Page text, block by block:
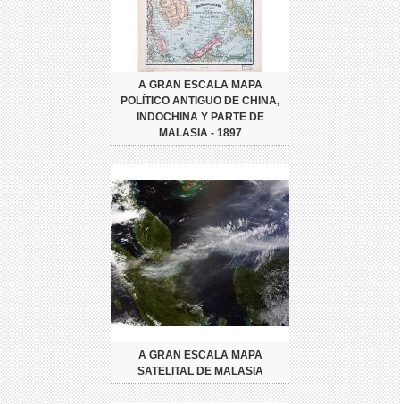
A GRAN ESCALA MAPA
POLÍTICO ANTIGUO DE CHINA,
INDOCHINA Y PARTE DE
MALASIA - 1897
A GRAN ESCALA MAPA
SATELITAL DE MALASIA